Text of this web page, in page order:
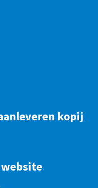
kopij